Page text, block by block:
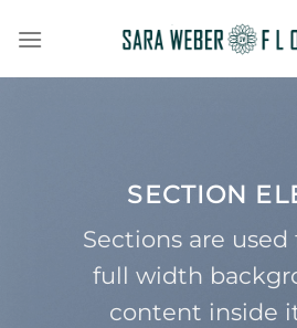
SECTION
Sections are
full width
content inside